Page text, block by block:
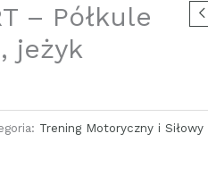
– Półkule
jeżyk
Trening Motoryczny i Siłowy